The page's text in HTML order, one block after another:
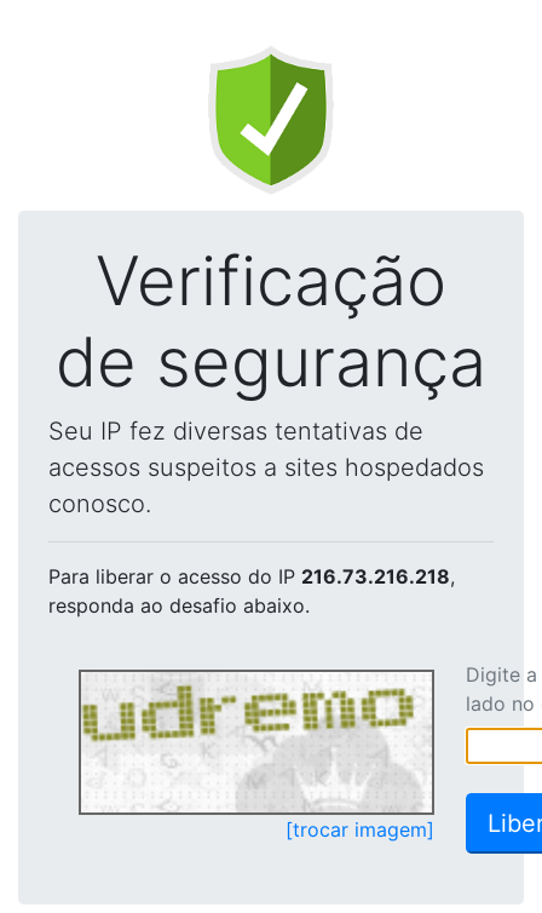
Verificação
de segurança
Seu IP fez diversas tentativas de
acessos suspeitos a sites hospedados
conosco.
Para liberar o acesso do IP 216.73.216.218,
responda ao desafio abaixo.
[trocar imagem]
Digite
lado no